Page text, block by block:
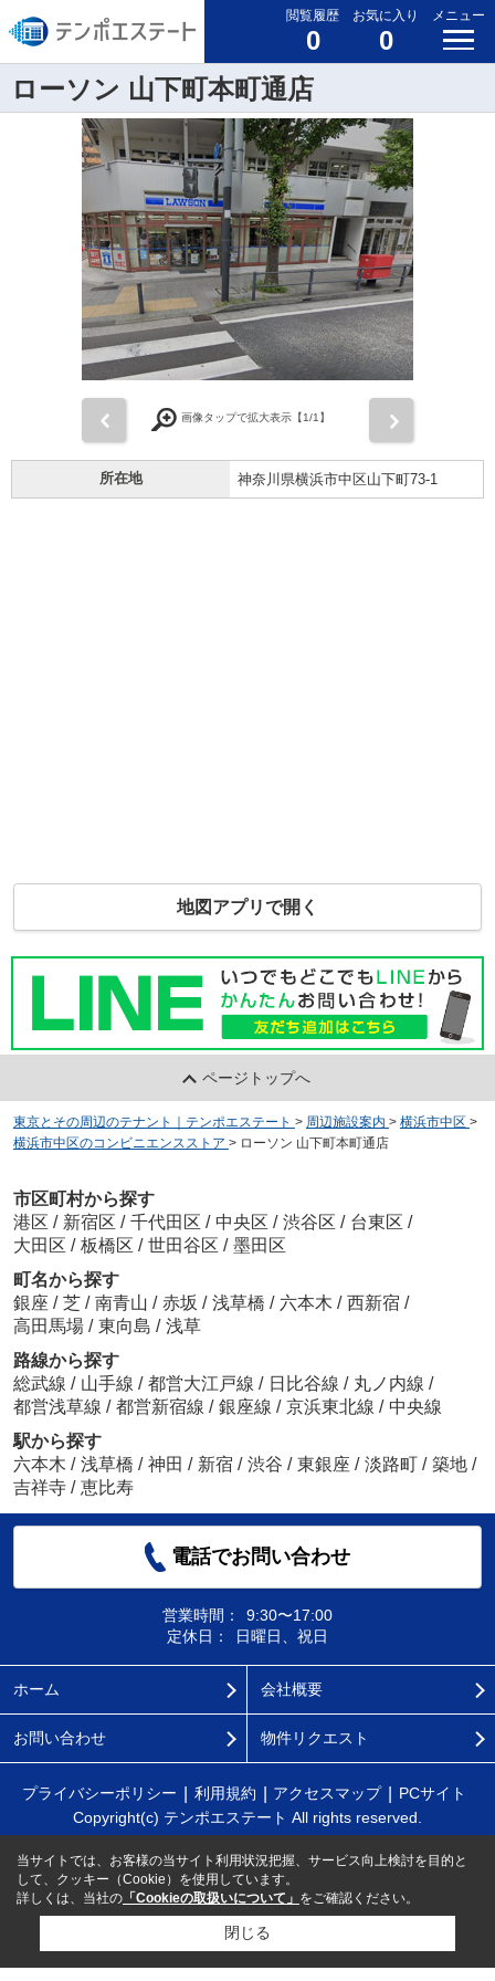
閲覧履歴
0
お気に入り
0
メニュー
ローソン 山下町本町通店
画像タップで拡大表示【1/1】
所在地 神奈川県横浜市中区山下町73-1
地図アプリで開く
ページトップへ
東京とその周辺のテナント｜テンポエステート > 周辺施設案内 > 横浜市中区 >
横浜市中区のコンビニエンスストア > ローソン 山下町本町通店
市区町村から探す
港区 / 新宿区 / 千代田区 / 中央区 / 渋谷区 / 台東区 /
大田区 / 板橋区 / 世田谷区 / 墨田区
町名から探す
銀座 / 芝 / 南青山 / 赤坂 / 浅草橋 / 六本木 / 西新宿 /
高田馬場 / 東向島 / 浅草
路線から探す
総武線 / 山手線 / 都営大江戸線 / 日比谷線 / 丸ノ内線 /
都営浅草線 / 都営新宿線 / 銀座線 / 京浜東北線 / 中央線
駅から探す
六本木 / 浅草橋 / 神田 / 新宿 / 渋谷 / 東銀座 / 淡路町 / 築地 /
吉祥寺 / 恵比寿
電話でお問い合わせ
営業時間：
9:30〜17:00
定休日：
日曜日、祝日
ホーム 会社概要
お問い合わせ 物件リクエスト
プライバシーポリシー 利用規約 アクセスマップ
PCサイト
Copyright(c) テンポエステート All rights reserved.
当サイトでは、お客様の当サイト利用状況把握、サービス向上検討を目的と
して、クッキー（Cookie）を使用しています。
詳しくは、当社の 「Cookieの取扱いについて」 をご確認ください。
閉じる